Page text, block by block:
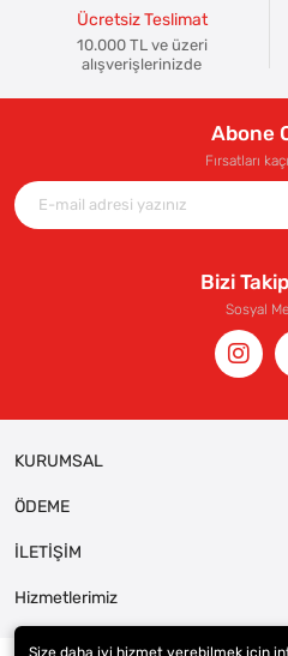
Ücretsiz Teslimat
10.000 TL ve üzeri
alışverişlerinizde
Abone
Fırsatları
Bizi
Sosyal
KURUMSAL
ÖDEME
İLETİŞİM
Hizmetlerimiz
Size daha iyi hizmet verebilmek için